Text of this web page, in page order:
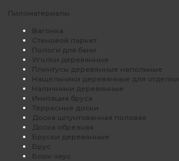
Пиломатериалы
Вагонка
Стеновой паркет
Пологи для бани
Уголки деревянные
Плинтусы деревянные напольные
Нащельники деревянные для отделки
Наличники деревянные
Имитация бруса
Террасные доски
Доска шпунтованная половая
Доска обрезная
Бруски деревянные
Брус
Блок-хаус